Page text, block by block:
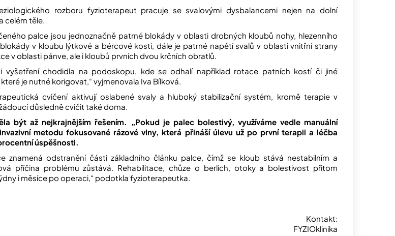
rozboru fyzioterapeut pracuje se svalovými dysbalancemi nejen na dolní
celém těle.
palce jsou jednoznačně patrné blokády v oblasti drobných kloubů nohy, hlezenního
v kloubu lýtkové a bércové kosti, dále je patrné napětí svalů v oblasti vnitřní strany
v oblasti pánve, ale i kloubů prvních dvou krčních obratlů.
i vyšetření chodidla na podoskopu, kde se odhalí například rotace patních kostí či jiné
je nutné korigovat,“ vyjmenovala Iva Bílková.
cvičení aktivují oslabené svaly a hluboký stabilizační systém, kromě terapie v
důsledně cvičit také doma.
být až nejkrajnějším řešením. „Pokud je palec bolestivý, využíváme vedle manuální
metodu fokusované rázové vlny, která přináší úlevu už po první terapii a léčba
úspěšnosti.
znamená odstranění části základního článku palce, čímž se kloub stává nestabilním a
příčina problému zůstává. Rehabilitace, chůze o berlích, otoky a bolestivost přitom
i měsíce po operaci,“ podotkla fyzioterapeutka.
Kontakt:
FYZIOklinika